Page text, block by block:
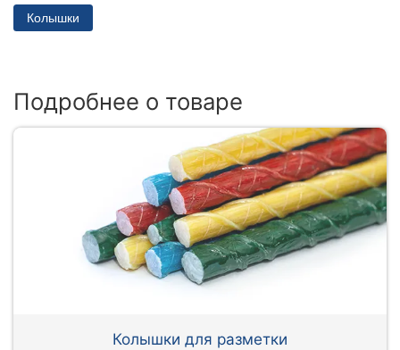
Колышки
Подробнее о товаре
Колышки для разметки